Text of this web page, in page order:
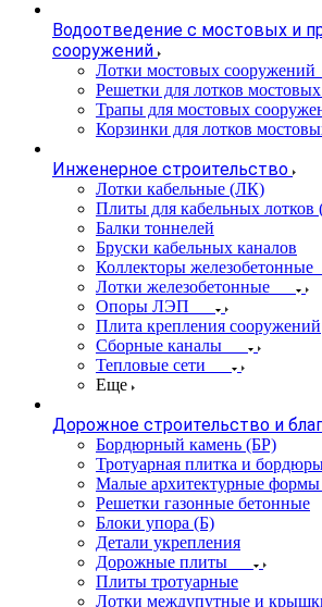
Водоотведение с мостовых и
сооружений
Лотки мостовых сооружений
Решетки для лотков
Трапы для мостовых
Корзинки для лотков
Инженерное строительство
Лотки кабельные (ЛК)
Плиты для кабельных
Балки тоннелей
Бруски кабельных каналов
Коллекторы железобетонные
Лотки железобетонные
Опоры ЛЭП
Плита крепления сооружений
Сборные каналы
Тепловые сети
Еще
Дорожное строительство и
Бордюрный камень (БР)
Тротуарная плитка и
Малые архитектурные формы
Решетки газонные бетонные
Блоки упора (Б)
Детали укрепления
Дорожные плиты
Плиты тротуарные
Лотки междупутные и